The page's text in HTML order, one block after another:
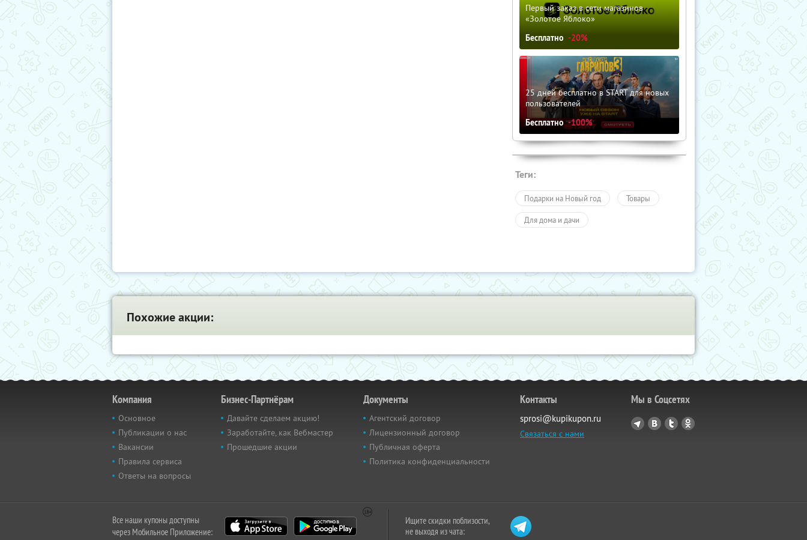
Первый заказ в сети магазинов
«Золотое Яблоко»
Бесплатно -20%
25 дней бесплатно в START для новых
пользователей
Бесплатно -100%
Теги:
Подарки на Новый год Товары
Для дома и дачи
Похожие акции:
Компания
Основное
Публикации о нас
Вакансии
Правила сервиса
Ответы на вопросы
Бизнес-Партнёрам
Давайте сделаем акцию!
Заработайте, как Вебмастер
Прошедшие акции
Документы
Агентский договор
Лицензионный договор
Публичная оферта
Политика конфиденциальности
Контакты
sprosi@kupikupon.ru
Связаться с нами
Мы в Соцсетях
Все наши купоны доступны
через Мобильное Приложение:
Ищите скидки поблизости,
не выходя из чата: